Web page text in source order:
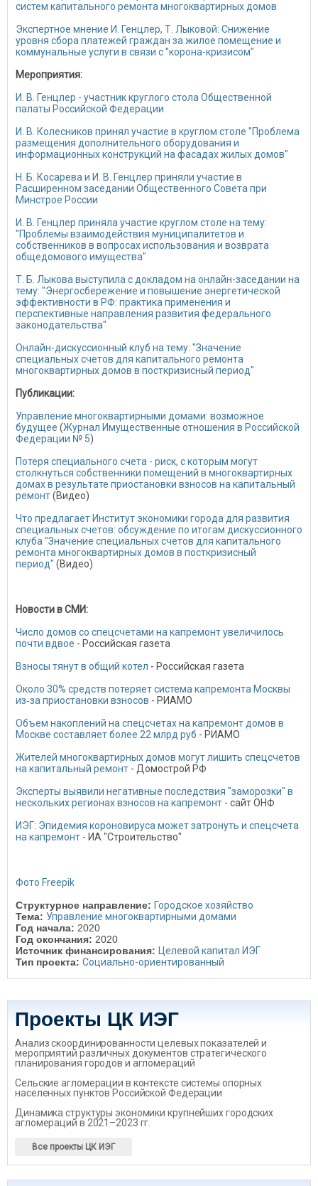
систем капитального ремонта многоквартирных домов
Экспертное мнение И. Генцлер, Т. Лыковой: Снижение
уровня сбора платежей граждан за жилое помещение и
коммунальные услуги в связи с "корона-кризисом"
Мероприятия:
И. В. Генцлер - участник круглого стола Общественной
палаты Российской Федерации
И. В. Колесников принял участие в круглом столе "Проблема
размещения дополнительного оборудования и
информационных конструкций на фасадах жилых домов"
Н. Б. Косарева и И. В. Генцлер приняли участие в
Расширенном заседании Общественного Совета при
Минстрое России
И. В. Генцлер приняла участие круглом столе на тему:
"Проблемы взаимодействия муниципалитетов и
собственников в вопросах использования и возврата
общедомового имущества"
Т. Б. Лыкова выступила с докладом на онлайн-заседании на
тему: "Энергосбережение и повышение энергетической
эффективности в РФ: практика применения и
перспективные направления развития федерального
законодательства"
Онлайн-дискуссионный клуб на тему: "Значение
специальных счетов для капитального ремонта
многоквартирных домов в посткризисный период"
Публикации:
Управление многоквартирными домами: возможное
будущее (Журнал Имущественные отношения в Российской
Федерации № 5)
Потеря специального счета - риск, с которым могут
столкнуться собственники помещений в многоквартирных
домах в результате приостановки взносов на капитальный
ремонт(Видео)
Что предлагает Институт экономики города для развития
специальных счетов: обсуждение по итогам дискуссионного
клуба "Значение специальных счетов для капитального
ремонта многоквартирных домов в посткризисный
период" (Видео)
Новости в СМИ:
Число домов со спецсчетами на капремонт увеличилось
почти вдвое - Российская газета
Взносы тянут в общий котел - Российская газета
Около 30% средств потеряет система капремонта Москвы
из‑за приостановки взносов - РИАМО
Объем накоплений на спецсчетах на капремонт домов в
Москве составляет более 22 млрд руб - РИАМО
Жителей многоквартирных домов могут лишить спецсчетов
на капитальный ремонт - Домострой РФ
Эксперты выявили негативные последствия "заморозки" в
нескольких регионах взносов на капремонт - сайт ОНФ
ИЭГ: Эпидемия короновируса может затронуть и спецсчета
на капремонт - ИА "Строительство"
Фото Freepik
Структурное направление: Городское хозяйство
Тема: Управление многоквартирными домами
Год начала: 2020
Год окончания: 2020
Источник финансирования: Целевой капитал ИЭГ
Тип проекта: Социально-ориентированный
Проекты ЦК ИЭГ
Анализ скоординированности целевых показателей и
мероприятий различных документов стратегического
планирования городов и агломераций
Сельские агломерации в контексте системы опорных
населенных пунктов Российской Федерации
Динамика структуры экономики крупнейших городских
агломераций в 2021–2023 гг.
Все проекты ЦК ИЭГ